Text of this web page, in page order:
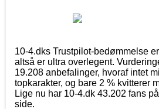
10-4.dks Trustpilot-bedømmelse
altså er ultra overlegent.
19.208 anbefalinger, hvoraf intet
topkarakter, og bare 2 % kvitterer
Lige nu har 10-4.dk 43.202 fans
side.